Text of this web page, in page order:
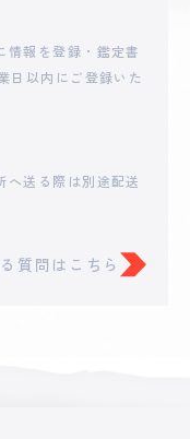
情報を登録・鑑定書
日以内にご登録いた
送る際は別途配送
質問はこちら